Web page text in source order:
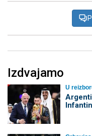
Izdvajamo
U